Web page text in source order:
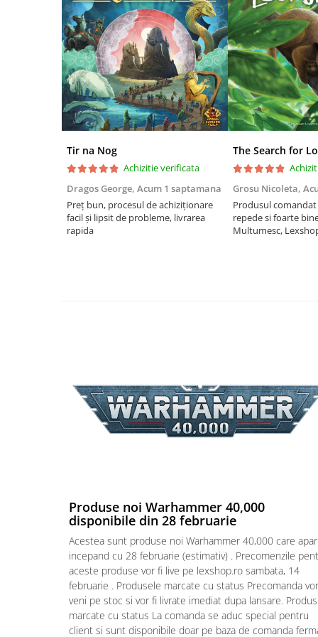
Riftbound singles
Gundam TCG
Puzzle 1000 piese
Accesorii pentru puzzle
Puzzle 3000 piese
Puzzle 1500 piese
Puzzle 20 piese
Puzzle 60 piese
Puzzle 4 in 1
4D Cityscape Time Puzzle
Puzzle 180 piese
Puzzle 70 piese
Puzzle cu 100 piese
Puzzle cu 200 piese
Puzzle 2 in 1
Puzzle 1000 piese panorama
Tir na Nog
Achizitie verificata
Dragos George, Acum 1 saptamana
Preț bun, procesul de achiziționare
facil și lipsit de probleme, livrarea
rapida
The Search for
Grosu Nicoleta,
Produsul
repede si foarte
Multumesc,
Produse noi Warhammer 40,000
disponibile din 28 februarie
Acestea sunt produse noi Warhammer 40,000 care apar
incepand cu 28 februarie (estimativ) . Precomenzile
aceste produse vor fi live pe lexshop.ro sambata, 14
februarie . Produsele marcate cu status Precomanda vor
veni pe stoc si vor fi livrate imediat dupa lansare.
marcate cu status La comanda se aduc special pentru
client si sunt disponibile doar pe baza de comanda